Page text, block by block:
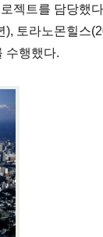
젝트를 담당했
), 토라노몬힐스
수행했다.